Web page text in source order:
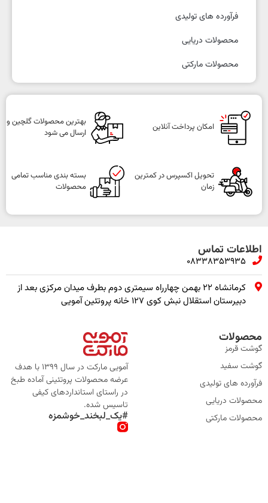
فرآورده های تولیدی
محصولات دریایی
محصولات مارکتی
امکان پرداخت آنلاین
بهترین محصولات گلچین و
ارسال می شود
تحویل اکسپرس در کمترین
زمان
بسته بندی مناسب تمامی
محصولات
اطلاعات تماس
08338353935
کرمانشاه ۲۲ بهمن چهارراه سیمتری دوم بطرف میدان مرکزی بعد از
دبیرستان استقلال نبش کوی ۱۲۷ خانه پروتئین آمویی
محصولات
گوشت قرمز
گوشت سفید
فرآورده های تولیدی
محصولات دریایی
محصولات مارکتی
آمویی مارکت در سال 1399 با هدف
عرضه محصولات پروتئینی آماده طبخ
در راستای استانداردهای کیفی
تاسیس شده.
#یک_لبخند_خوشمزه